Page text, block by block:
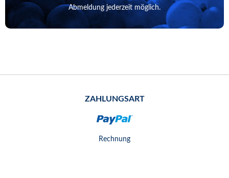
Abmeldung jederzeit möglich.
ZAHLUNGSART
Rechnung